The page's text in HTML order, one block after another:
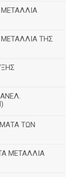
ΤΗΣ
ΤΩΝ
ΜΕΤΑΛΛΙΑ